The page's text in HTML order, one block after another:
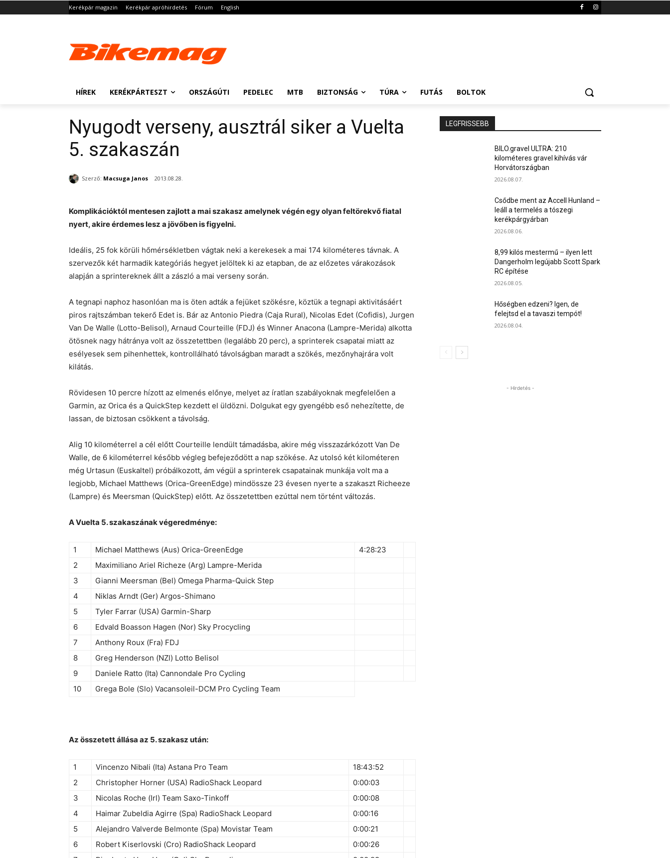
Kerékpár magazin Kerékpár apróhirdetés Fórum English
HÍREK KERÉKPÁRTESZT ORSZÁGÚTI PEDELEC MTB BIZTONSÁG TÚRA FUTÁS BOLTOK
Nyugodt verseny, ausztrál siker a Vuelta
5. szakaszán
Szerző: Macsuga Janos 2013.08.28.
Komplikációktól mentesen zajlott a mai szakasz amelynek végén egy olyan feltörekvő fiatal
nyert, akire érdemes lesz a jövőben is figyelni.
Ideális, 25 fok körüli hőmérsékletben vágtak neki a kerekesek a mai 174 kilométeres távnak. A
szervezők két harmadik kategóriás hegyet jelöltek ki az etapban, de az előzetes várakozások
alapján a sprintereknek állt a zászló a mai verseny során.
A tegnapi naphoz hasonlóan ma is öten adták a fejüket szökésre, köztük a tegnapi aktivitásáért
piros rajtszámban tekerő Edet is. Bár az Antonio Piedra (Caja Rural), Nicolas Edet (Cofidis), Jurgen
Van De Walle (Lotto-Belisol), Arnaud Courteille (FDJ) és Winner Anacona (Lampre-Merida) alkotta
ötösnek nagy hátránya volt az összetettben (legalább 20 perc), a sprinterek csapatai miatt az
esélyesek sem pihenhettek, kontrollálható távolságban maradt a szökés, mezőnyhajrára volt
kilátás.
Rövidesen 10 percre hízott az elmenés előnye, melyet az íratlan szabályoknak megfelelően a
Garmin, az Orica és a QuickStep kezdett el üldözni. Dolgukat egy gyengébb eső nehezítette, de
lassan, de biztosan csökkent a távolság.
Alig 10 kilométerrel a cél előtt Courteille lendült támadásba, akire még visszazárkózott Van De
Walle, de 6 kilométerrel később végleg befejeződött a nap szökése. Az utolsó két kilométeren
még Urtasun (Euskaltel) próbálkozott, ám végül a sprinterek csapatainak munkája volt ma a
legjobb, Michael Matthews (Orica-GreenEdge) mindössze 23 évesen nyerte a szakaszt Richeeze
(Lampre) és Meersman (QuickStep) előtt. Az összetettben ezúttal nem történt változás.
A Vuelta 5. szakaszának végeredménye:
1 Michael Matthews (Aus) Orica-GreenEdge
4:28:23
2
Maximiliano Ariel Richeze (Arg) Lampre-Merida
3
Gianni Meersman (Bel) Omega Pharma-Quick Step
4
Niklas Arndt (Ger) Argos-Shimano
5
Tyler Farrar (USA) Garmin-Sharp
6
Edvald Boasson Hagen (Nor) Sky Procycling
7
Anthony Roux (Fra) FDJ
8
Greg Henderson (NZl) Lotto Belisol
9
Daniele Ratto (Ita) Cannondale Pro Cycling
10
Grega Bole (Slo) Vacansoleil-DCM Pro Cycling Team
Az összetett állása az 5. szakasz után:
1 Vincenzo Nibali (Ita) Astana Pro Team
18:43:52
2
Christopher Horner (USA) RadioShack Leopard
0:00:03
3
Nicolas Roche (Irl) Team Saxo-Tinkoff
0:00:08
4
Haimar Zubeldia Agirre (Spa) RadioShack Leopard
0:00:16
5
Alejandro Valverde Belmonte (Spa) Movistar Team
0:00:21
6
Robert Kiserlovski (Cro) RadioShack Leopard
0:00:26
LEGFRISSEBB
BILO.gravel ULTRA: 210
kilométeres gravel kihívás vár
Horvátországban
2026.08.07.
Csődbe ment az Accell Hunland –
leáll a termelés a tószegi
kerékpárgyárban
2026.08.06.
8,99 kilós mestermű – ilyen lett
Dangerholm legújabb Scott Spark
RC építése
2026.08.05.
Hőségben edzeni? Igen, de
felejtsd el a tavaszi tempót!
2026.08.04.
- Hirdetés -